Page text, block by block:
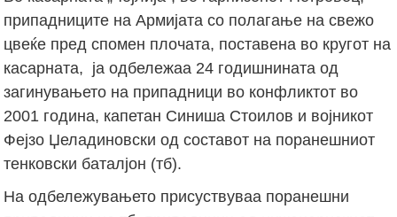
припадниците на Армијата со полагање на свежо
цвеќе пред спомен плочата, поставена во кругот на
касарната, ја одбележаа 24 годишнината од
загинувањето на припадници во конфликтот во
2001 година, капетан Синиша Стоилов и војникот
Фејзо Џеладиновски од составот на поранешниот
тенковски баталјон (тб).
На одбележувањето присуствуваа поранешни